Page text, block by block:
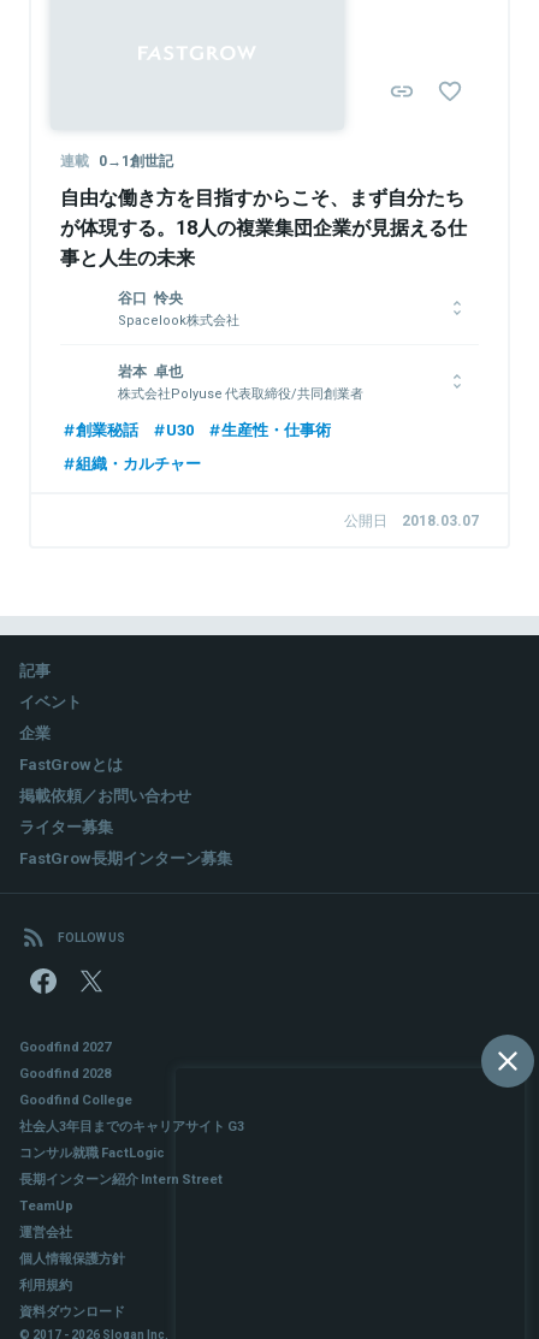
連載 0→1創世記
自由な働き方を目指すからこそ、まず自分たち
が体現する。18人の複業集団企業が見据える仕
事と人生の未来
谷口 怜央
Spacelook株式会社
アップ日本美食にて半年間フルコミットインターン、2017年6月
Spacelook株式会社設立。同社ではPR・ファイナンス・アライ
アンスなどの役割を行い、Spacelook流の組織運営での気付き
を基に事業戦略を作り実行へ移している。
岩本 卓也
株式会社Polyuse 代表取締役/共同創業者
1993年生まれ、大阪府出身。信州大学理学部卒、一橋大学大学
大学大学院在学中に人材マッチングアプリのスタートアップを共
事業戦略・業務改善等の各種業務に従事。経営全般とコーポレー
創業秘話 U30
生産性・仕事術
組織・カルチャー
公開日 2018.03.07
記事
イベント
企業
FastGrowとは
掲載依頼／お問い合わせ
ライター募集
FastGrow長期インターン募集
FOLLOW US
Goodfind 2027
Goodfind 2028
Goodfind College
社会人3年目までのキャリアサイト G3
コンサル就職 FactLogic
長期インターン紹介 Intern Street
TeamUp
運営会社
個人情報保護方針
利用規約
資料ダウンロード
© 2017 - 2026 Slogan Inc.